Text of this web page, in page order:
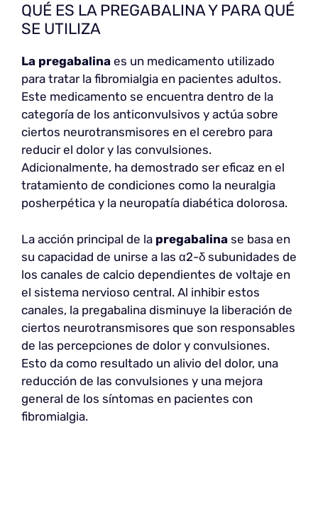
QUÉ ES LA PREGABALINA Y PARA QUÉ
SE UTILIZA
La pregabalina es un medicamento utilizado
para tratar la fibromialgia en pacientes adultos.
Este medicamento se encuentra dentro de la
categoría de los anticonvulsivos y actúa sobre
ciertos neurotransmisores en el cerebro para
reducir el dolor y las convulsiones.
Adicionalmente, ha demostrado ser eficaz en el
tratamiento de condiciones como la neuralgia
posherpética y la neuropatía diabética dolorosa.
La acción principal de la pregabalina se basa en
su capacidad de unirse a las α2-δ subunidades de
los canales de calcio dependientes de voltaje en
el sistema nervioso central. Al inhibir estos
canales, la pregabalina disminuye la liberación de
ciertos neurotransmisores que son responsables
de las percepciones de dolor y convulsiones.
Esto da como resultado un alivio del dolor, una
reducción de las convulsiones y una mejora
general de los síntomas en pacientes con
fibromialgia.